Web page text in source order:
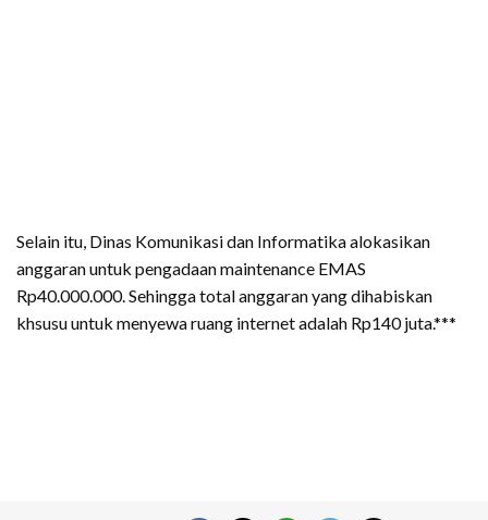
Selain itu, Dinas Komunikasi dan Informatika alokasikan
anggaran untuk pengadaan maintenance EMAS
Rp40.000.000. Sehingga total anggaran yang dihabiskan
khsusu untuk menyewa ruang internet adalah Rp140 juta.***